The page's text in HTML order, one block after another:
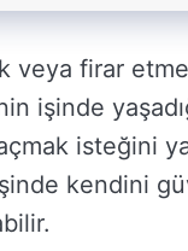
veya firar
işinde
isteğini
kendini